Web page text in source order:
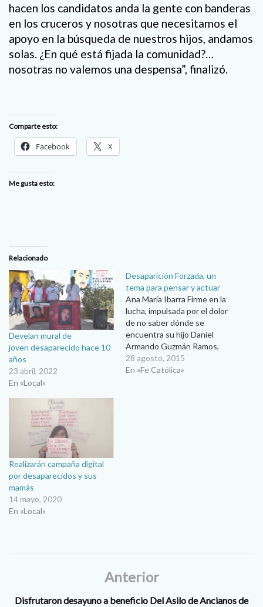
hacen los candidatos anda la gente con banderas
en los cruceros y nosotras que necesitamos el
apoyo en la búsqueda de nuestros hijos, andamos
solas. ¿En qué está fijada la comunidad?…
nosotras no valemos una despensa”, finalizó.
Comparte esto:
Facebook X
Me gusta esto:
Relacionado
Develan mural de
joven desaparecido hace 10
años
23 abril, 2022
En «Local»
Desaparición Forzada, un
tema para pensar y actuar
Ana María Ibarra Firme en la
lucha, impulsada por el dolor
de no saber dónde se
encuentra su hijo Daniel
Armando Guzmán Ramos,
desaparecido el 16 de abril
del 2012, se encuentra Luz
28 agosto, 2015
En «Fe Católica»
Realizarán campaña digital
por desaparecidos y sus
mamás
14 mayo, 2020
En «Local»
Anterior
Disfrutaron desayuno a beneficio Del Asilo de Ancianos de